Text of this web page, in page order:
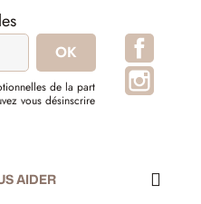
de la part
vous désinscrire
AIDER